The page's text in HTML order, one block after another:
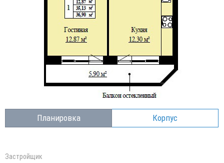
Планировка Корпус
Застройщик